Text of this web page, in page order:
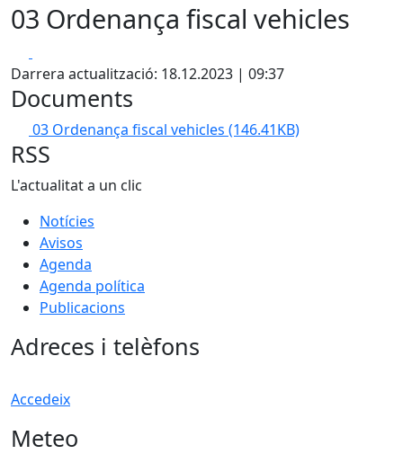
03 Ordenança fiscal vehicles
Darrera actualització: 18.12.2023 | 09:37
Documents
03 Ordenança fiscal vehicles (146.41KB)
RSS
L'actualitat a un clic
Notícies
Avisos
Agenda
Agenda política
Publicacions
Adreces i telèfons
Accedeix
Meteo